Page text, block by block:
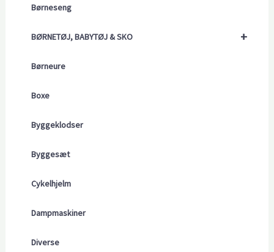
Børneseng
+
BØRNETØJ, BABYTØJ & SKO
Børneure
Boxe
Byggeklodser
Byggesæt
Cykelhjelm
Dampmaskiner
Diverse